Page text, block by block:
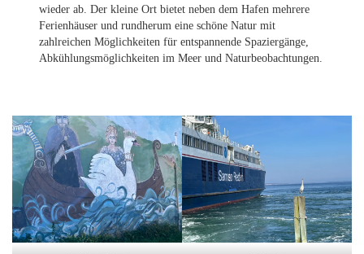
wieder ab. Der kleine Ort bietet neben dem Hafen mehrere
Ferienhäuser und rundherum eine schöne Natur mit
zahlreichen Möglichkeiten für entspannende Spaziergänge,
Abkühlungsmöglichkeiten im Meer und Naturbeobachtungen.